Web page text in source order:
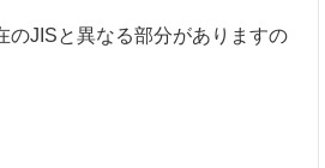
JISと異なる部分がありますの